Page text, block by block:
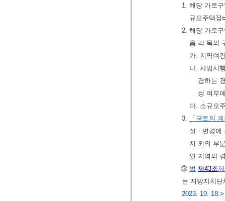
1. 해당 가로
규모주택정
2. 해당 가로
음 각 목의
가. 지역여
나. 사업시
경하는
성 여부
다. 소규모
3.
「국토의
설ㆍ변경에
지 외의 부
인 지역의
③ 법 제43조
는 지방자치
2023. 10. 18.>